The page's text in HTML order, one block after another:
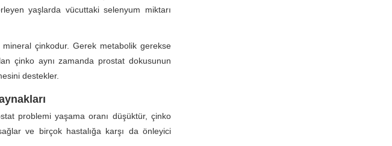
yaşlarda vücuttaki selenyum miktarı
mineral çinkodur. Gerek metabolik gerekse
çinko aynı zamanda prostat dokusunun
destekler.
problemi yaşama oranı düşüktür, çinko
ve birçok hastalığa karşı da önleyici